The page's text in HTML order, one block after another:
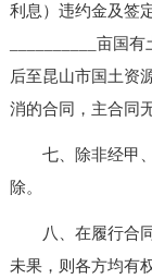
利息）违约金及签
__________亩国
后至昆山市国土资
消的合同，主合同
七、除非经甲、
除。
八、在履行合同
未果，则各方均有